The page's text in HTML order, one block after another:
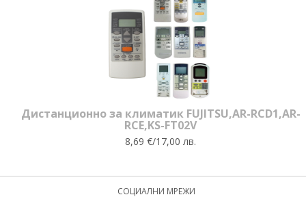
Дистанционно за климатик FUJITSU,AR-RCD1,AR-
RCE,KS-FT02V
8,69 €/17,00 лв.
СОЦИАЛНИ МРЕЖИ